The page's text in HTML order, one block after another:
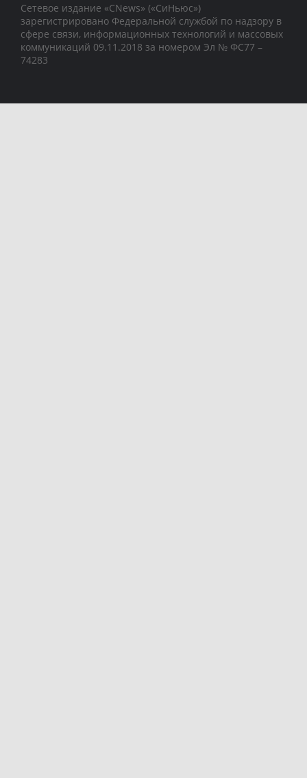
Сетевое издание «CNews» («СиНьюс»)
зарегистрировано Федеральной службой по надзору в
сфере связи, информационных технологий и массовых
коммуникаций 09.11.2018 за номером Эл № ФС77 –
74283